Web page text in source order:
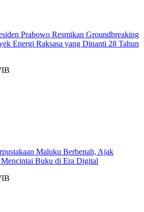
Prabowo Resmikan Groundbreaking
Energi Raksasa yang Dinanti 28 Tahun
Maluku Berbenah, Ajak
Buku di Era Digital